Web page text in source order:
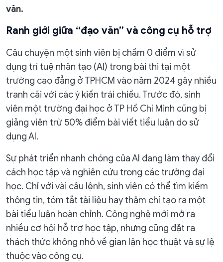
văn.
Ranh giới giữa “đạo văn” và công cụ hỗ trợ
Câu chuyện một sinh viên bị chấm 0 điểm vì sử
dụng trí tuệ nhân tạo (AI) trong bài thi tại một
trường cao đẳng ở TPHCM vào năm 2024 gây nhiều
tranh cãi với các ý kiến trái chiều. Trước đó, sinh
viên một trường đại học ở TP Hồ Chí Minh cũng bị
giảng viên trừ 50% điểm bài viết tiểu luận do sử
dụng AI.
Sự phát triển nhanh chóng của AI đang làm thay đổi
cách học tập và nghiên cứu trong các trường đại
học. Chỉ với vài câu lệnh, sinh viên có thể tìm kiếm
thông tin, tóm tắt tài liệu hay thậm chí tạo ra một
bài tiểu luận hoàn chỉnh. Công nghệ mới mở ra
nhiều cơ hội hỗ trợ học tập, nhưng cũng đặt ra
thách thức không nhỏ về gian lận học thuật và sự lệ
thuộc vào công cụ.